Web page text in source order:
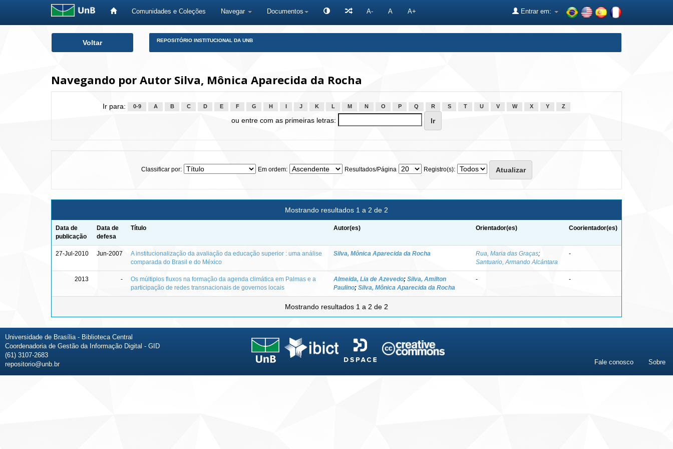
Comunidades e Coleções Navegar Documentos A- A A+ Entrar em:
Voltar REPOSITÓRIO INSTITUCIONAL DA UNB
Navegando por Autor Silva, Mônica Aparecida da Rocha
Ir para: 0-9 A B C D E F G H J K L M N O P Q R S T U V W X Y Z
ou entre com as primeiras letras:
Classificar por: Em ordem: Resultados/Página Registro(s):
Mostrando resultados 1 a 2 de 2
Data de
publicação
Data de
defesa
Título Autor(es) Orientador(es) Coorientador(es)
27-Jul-2010 Jun-2007
A institucionalização da avaliação da educação superior : uma análise
comparada do Brasil e do México
Silva, Mônica Aparecida da Rocha Rua, Maria das Graças;
Santuario, Armando Alcántara
-
2013 -
Os múltiplos fluxos na formação da agenda climática em Palmas e a
participação de redes transnacionais de governos locais
Almeida, Lia de Azevedo; Silva, Amilton
Paulino; Silva, Mônica Aparecida da Rocha
- -
Mostrando resultados 1 a 2 de 2
Universidade de Brasília - Biblioteca Central
Coordenadoria de Gestão da Informação Digital - GID
(61) 3107-2683
repositorio@unb.br
Fale conosco Sobre